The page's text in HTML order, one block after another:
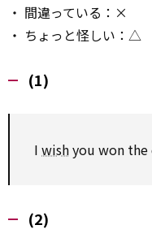
・ 間違っている：×
・ ちょっと怪しい：△
(1)
I wishyou won
(2)